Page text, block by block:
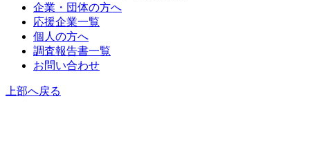
企業・団体の方へ
応援企業一覧
個人の方へ
調査報告書一覧
お問い合わせ
上部へ戻る